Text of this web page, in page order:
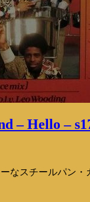
– Hello –
なスチールパン・